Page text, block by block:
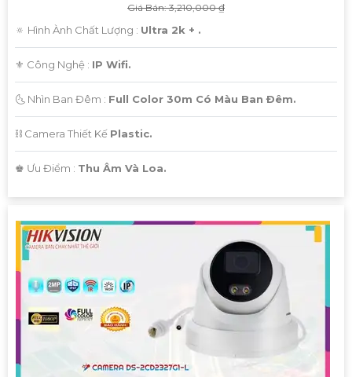
Giá Bán: 3,210,000 ₫
🔅 Hình Ành Chất Lượng : Ultra 2k + .
⚜️ Công Nghệ : IP Wifi.
🌜 Nhìn Ban Đêm : Full Color 30m Có Màu Ban Ðêm.
⛓ Camera Thiết Kế Plastic.
️♚ Ưu Điểm : Thu Âm Và Loa.